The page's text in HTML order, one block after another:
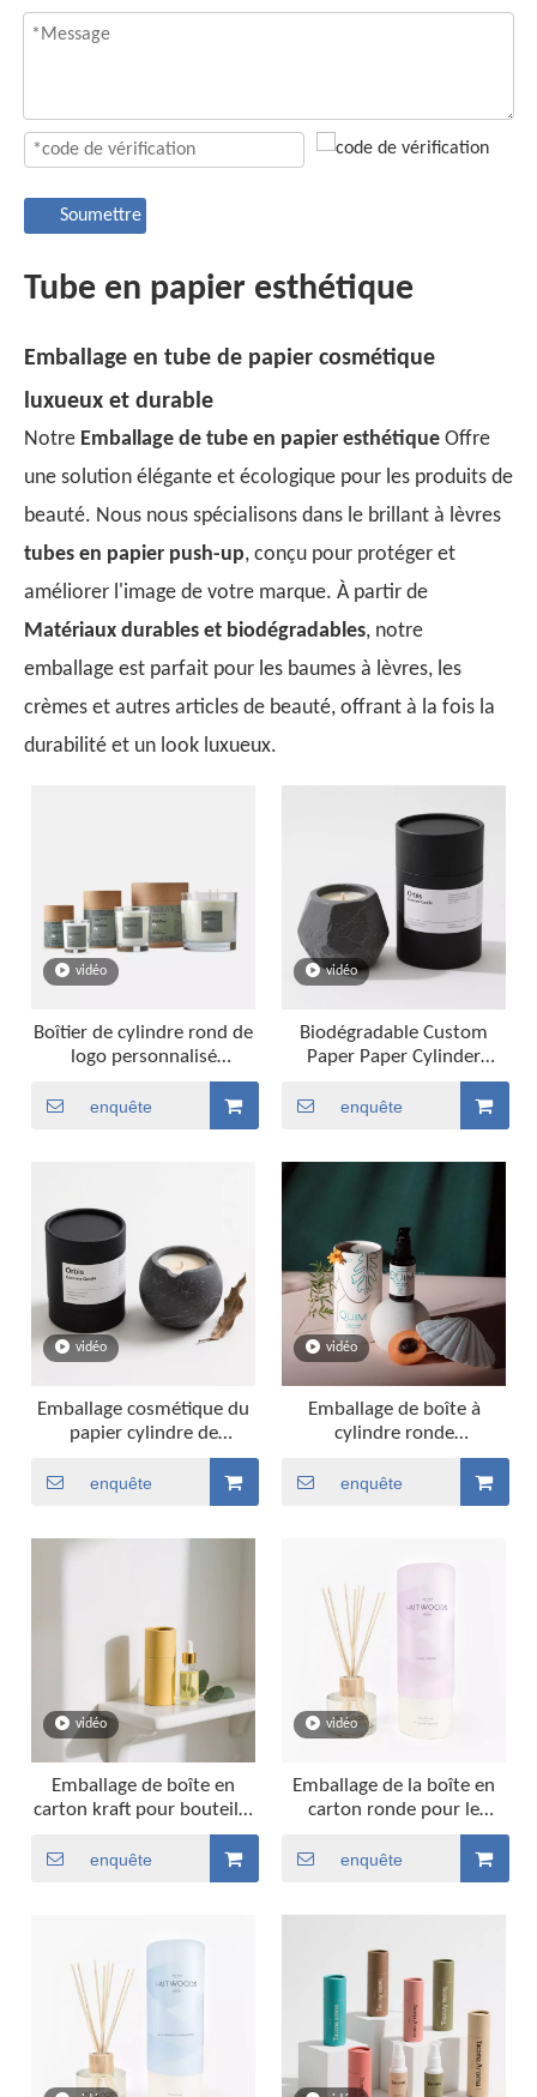
Soumettre
Tube en papier esthétique
Emballage en tube de papier cosmétique
luxueux et durable
Notre Emballage de tube en papier esthétique Offre
une solution élégante et écologique pour les produits de
beauté. Nous nous spécialisons dans le brillant à lèvres
tubes en papier push-up, conçu pour protéger et
améliorer l'image de votre marque. À partir de
Matériaux durables et biodégradables, notre
emballage est parfait pour les baumes à lèvres, les
crèmes et autres articles de beauté, offrant à la fois la
durabilité et un look luxueux.
vidéo
Boîtier de cylindre rond de
logo personnalisé
biodégradable pour
emballage de bougies
enquête
vidéo
Biodégradable Custom
Paper Paper Cylinder
Cosmetic Emballage pour
les boîtes de bougie
enquête
vidéo
Emballage cosmétique du
papier cylindre de
conception personnalisé
recyclable pour les boîtes
enquête
vidéo
Emballage de boîte à
cylindre ronde
biodégradable pour
bouteille d'huile
enquête
vidéo
Emballage de boîte en
carton kraft pour bouteille
d'huile essentielle
enquête
vidéo
Emballage de la boîte en
carton ronde pour le
parfum Bouteille d'huile
essentielle
enquête